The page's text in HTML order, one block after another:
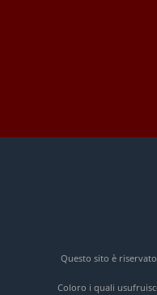
Questo sito è
Coloro i quali